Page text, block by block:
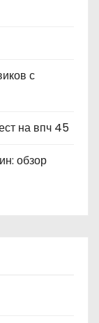
с
на впч 45
обзор